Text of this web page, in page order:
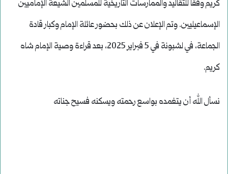
كريم وفقًا للتقاليد والممارسات التاريخية للمسلمين الشيعة الإماميين
الإسماعيليين. وتم الإعلان عن ذلك بحضور عائلة الإمام وكبار قادة
الجماعة، في لشبونة في 5 فبراير 2025، بعد قراءة وصية الإمام شاه
كريم.
نسأل الله أن يتغمده بواسع رحمته ويسكنه فسيح جناته